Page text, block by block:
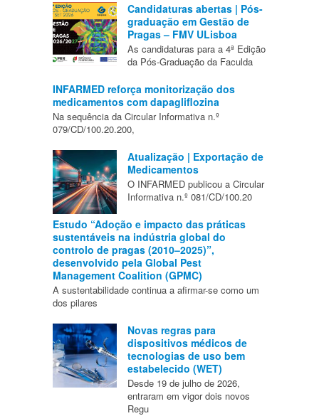
Candidaturas abertas | Pós-
graduação em Gestão de
Pragas – FMV ULisboa
As candidaturas para a 4ª Edição
da Pós-Graduação da Faculda
INFARMED reforça monitorização dos
medicamentos com dapagliflozina
Na sequência da Circular Informativa n.º
079/CD/100.20.200,
Atualização | Exportação de
Medicamentos
O INFARMED publicou a Circular
Informativa n.º 081/CD/100.20
Estudo “Adoção e impacto das práticas
sustentáveis na indústria global do
controlo de pragas (2010–2025)”,
desenvolvido pela Global Pest
Management Coalition (GPMC)
A sustentabilidade continua a afirmar-se como um
dos pilares
Novas regras para
dispositivos médicos de
tecnologias de uso bem
estabelecido (WET)
Desde 19 de julho de 2026,
entraram em vigor dois novos
Regu